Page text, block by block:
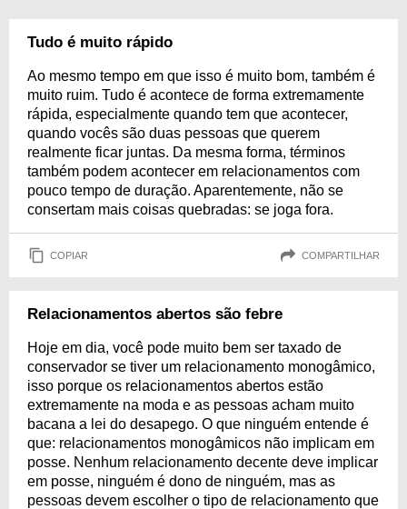
Tudo é muito rápido
Ao mesmo tempo em que isso é muito bom, também é
muito ruim. Tudo é acontece de forma extremamente
rápida, especialmente quando tem que acontecer,
quando vocês são duas pessoas que querem
realmente ficar juntas. Da mesma forma, términos
também podem acontecer em relacionamentos com
pouco tempo de duração. Aparentemente, não se
consertam mais coisas quebradas: se joga fora.
COPIAR COMPARTILHAR
Relacionamentos abertos são febre
Hoje em dia, você pode muito bem ser taxado de
conservador se tiver um relacionamento monogâmico,
isso porque os relacionamentos abertos estão
extremamente na moda e as pessoas acham muito
bacana a lei do desapego. O que ninguém entende é
que: relacionamentos monogâmicos não implicam em
posse. Nenhum relacionamento decente deve implicar
em posse, ninguém é dono de ninguém, mas as
pessoas devem escolher o tipo de relacionamento que